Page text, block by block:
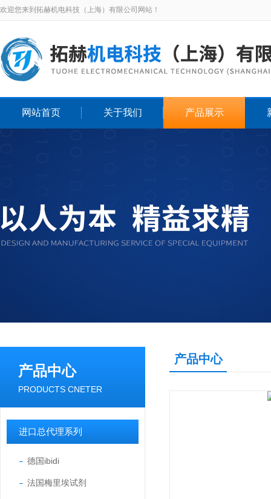
欢迎您来到拓赫机电科技（上海）有限公司网站！
网站首页 关于我们 产品展示
产品中心
PRODUCTS CNETER
进口总代理系列
德国ibidi
法国梅里埃试剂
产品中心